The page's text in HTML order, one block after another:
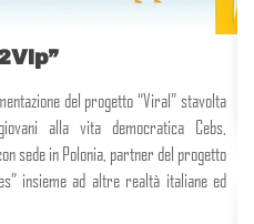
del progetto “Viral” stavolta
alla vita democratica Cebs,
sede in Polonia, partner del progetto
insieme ad altre realtà italiane ed